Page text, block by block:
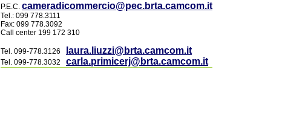
P.E.C. cameradicommercio@pec.brta.camcom.it
Tel.: 099 778.3111
Fax: 099 778.3092
Call center 199 172 310
Tel. 099-778.3126 laura.liuzzi@brta.camcom.it
Tel. 099-778.3032 carla.primicerj@brta.camcom.it